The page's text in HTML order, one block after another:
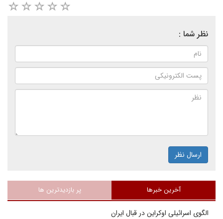
نظر شما :
ارسال نظر
آخرین خبرها پر بازدیدترین ها
الگوی اسرائیلی اوکراین در قبال ایران